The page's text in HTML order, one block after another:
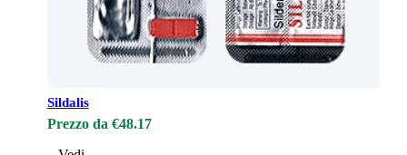
Sildalis
Prezzo da €48.17